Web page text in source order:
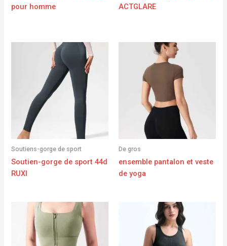
pour homme
ACTGLARE
Soutiens-gorge de sport
Soutien-gorge de sport 44d
RUXI
De gros
ensemble pantalon et veste
de yoga